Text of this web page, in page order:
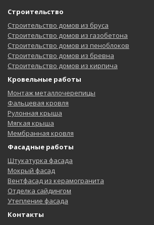
Строительство
Строительство домов из бруса
Строительство домов из газобетона
Строительство домов из пеноблоков
Строительство домов из бревна
Строительство домов из кирпича
Кровельные работы
Монтаж металлочерепицы
Фальцевая кровля
Рулонная крыша
Мягкая крыша
Мембранная кровля
Фасадные работы
Штукатурка фасада
Мокрый фасад
Вентфасад из керамогранита
Отделка сайдингом
Утепление фасада
Контакты